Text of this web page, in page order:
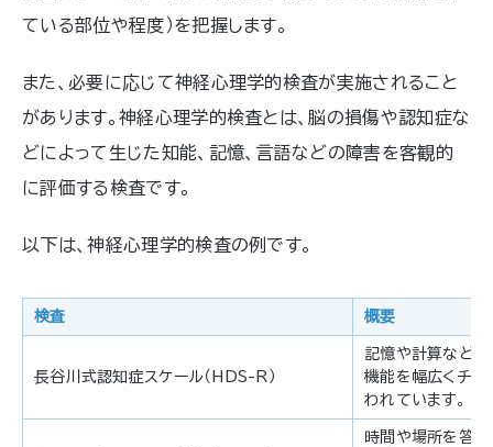
ている部位や程度）を把握します。
また、必要に応じて神経心理学的検査が実施されること
があります。神経心理学的検査とは、脳の損傷や認知症な
どによって生じた知能、記憶、言語などの障害を客観的
に評価する検査です。
以下は、神経心理学的検査の例です。
検査 概要
長谷川式認知症スケール（HDS-R）
記憶や計算などの
機能を幅広くチェ
われています。
時間や場所を答え